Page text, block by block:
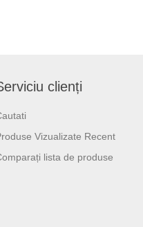
clienți
Vizualizate Recent
lista de produse